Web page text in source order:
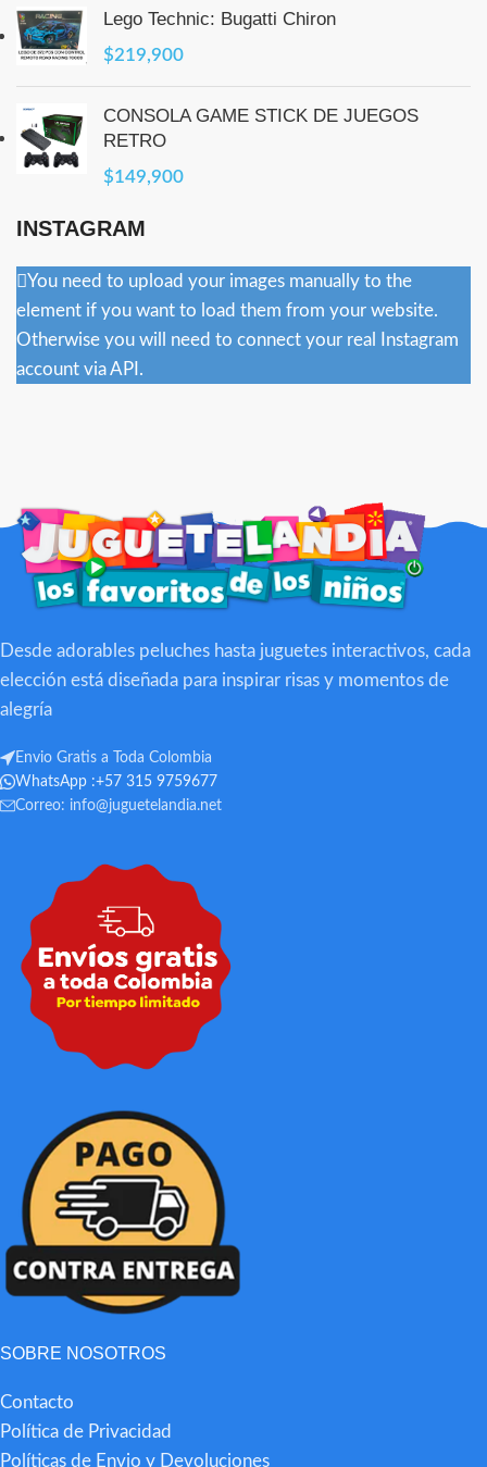
Lego Technic: Bugatti Chiron
$219,900
CONSOLA GAME STICK DE JUEGOS
RETRO
$149,900
INSTAGRAM
You need to upload your images manually to the
element if you want to load them from your website.
Otherwise you will need to connect your real Instagram
account via API.
Desde adorables peluches hasta juguetes interactivos, cada
elección está diseñada para inspirar risas y momentos de
alegría
Envio Gratis a Toda Colombia
WhatsApp :+57 315 9759677
Correo: info@juguetelandia.net
SOBRE NOSOTROS
Contacto
Política de Privacidad
Políticas de Envio y Devoluciones